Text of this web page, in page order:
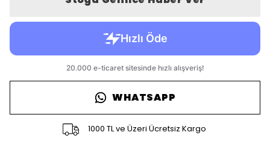
WHATSAPP
1000 TL ve Üzeri Ücretsiz Kargo